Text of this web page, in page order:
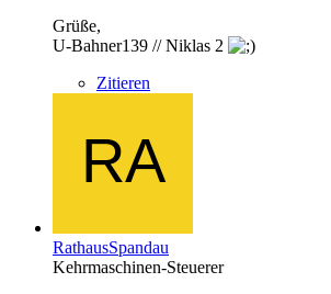
Grüße,
U-Bahner139 // Niklas 2
Zitieren
RathausSpandau
Kehrmaschinen-Steuerer